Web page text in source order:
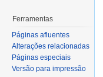
Ferramentas
Páginas afluentes
Alterações relacionadas
Páginas especiais
Versão para impressão